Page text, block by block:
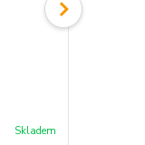
Skladem